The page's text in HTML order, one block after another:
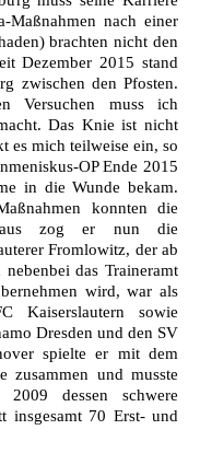
Maßnahmen nach einer
brachten nicht den
Dezember 2015 stand
zwischen den Pfosten.
Versuchen muss ich
Das Knie ist nicht
es mich teilweise ein, so
OP Ende 2015
in die Wunde bekam.
konnten die
zog er nun die
Fromlowitz, der ab
das Traineramt
wird, war als
Kaiserslautern sowie
Dresden und den SV
spielte er mit dem
zusammen und musste
dessen schwere
insgesamt 70 Erst- und